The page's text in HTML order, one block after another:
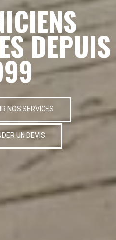
DEPUIS
NOS SERVICES
UN DEVIS